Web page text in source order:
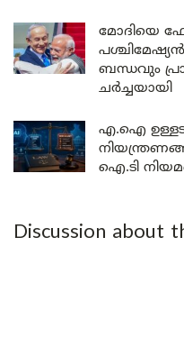
മോദിയെ
ബന്ധവും
ചർച്ചയായി
എ.ഐ
ഐ.ടി
Discussion about